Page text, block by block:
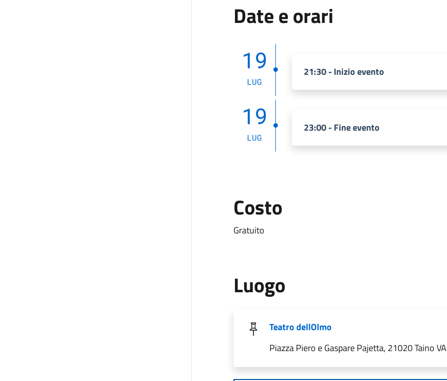
Date e orari
19
LUG
21:30 - Inizio evento
19
LUG
23:00 - Fine evento
Costo
Gratuito
Luogo
Teatro dellOlmo
Piazza Piero e Gaspare Pajetta, 21020 Taino